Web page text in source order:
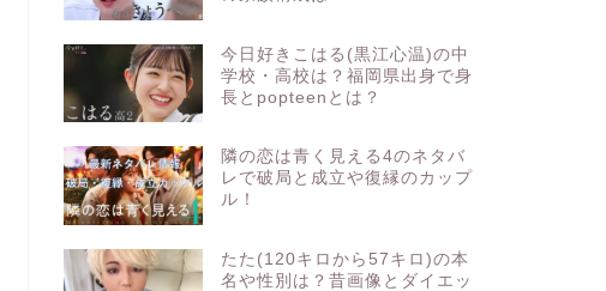
今日好きこはる(黒江心温)の中
学校・高校は？福岡県出身で身
長とpopteenとは？
隣の恋は青く見える4のネタバ
レで破局と成立や復縁のカップ
ル！
たた(120キロから57キロ)の本
名や性別は？昔画像とダイエッ